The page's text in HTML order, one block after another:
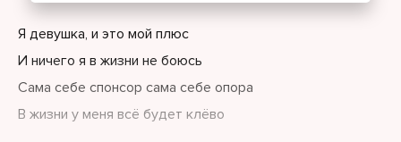
Я девушка, и это мой плюс
И ничего я в жизни не боюсь
Сама себе спонсор сама себе опора
В жизни у меня всё будет клёво